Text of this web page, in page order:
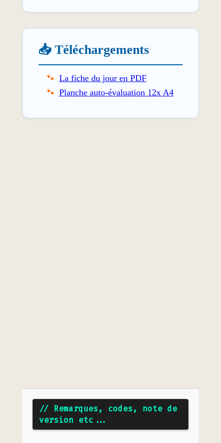
📥 Téléchargements
La fiche du jour en PDF
Planche auto-évaluation 12x A4
// Remarques, codes, note de
version etc...